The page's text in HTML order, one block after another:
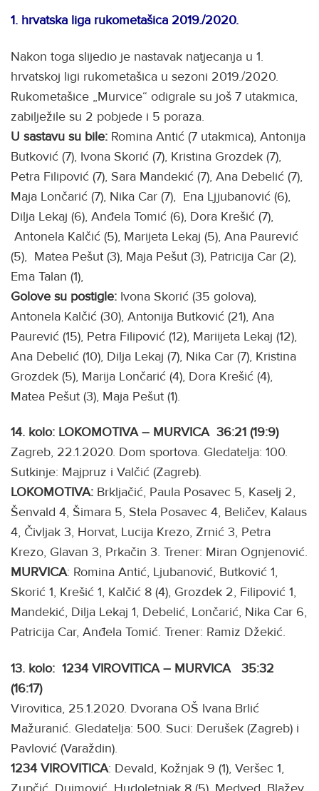
1. hrvatska liga rukometašica 2019./2020.
Nakon toga slijedio je nastavak natjecanja u 1.
hrvatskoj ligi rukometašica u sezoni 2019./2020.
Rukometašice „Murvice“ odigrale su još 7 utakmica,
zabilježile su 2 pobjede i 5 poraza.
U sastavu su bile: Romina Antić (7 utakmica), Antonija
Butković (7), Ivona Skorić (7), Kristina Grozdek (7),
Petra Filipović (7), Sara Mandekić (7), Ana Debelić (7),
Maja Lončarić (7), Nika Car (7), Ena Ljjubanović (6),
Dilja Lekaj (6), Anđela Tomić (6), Dora Krešić (7),
Antonela Kalčić (5), Marijeta Lekaj (5), Ana Paurević
(5), Matea Pešut (3), Maja Pešut (3), Patricija Car (2),
Ema Talan (1),
Golove su postigle: Ivona Skorić (35 golova),
Antonela Kalčić (30), Antonija Butković (21), Ana
Paurević (15), Petra Filipović (12), Mariijeta Lekaj (12),
Ana Debelić (10), Dilja Lekaj (7), Nika Car (7), Kristina
Grozdek (5), Marija Lončarić (4), Dora Krešić (4),
Matea Pešut (3), Maja Pešut (1).
14. kolo: LOKOMOTIVA – MURVICA 36:21 (19:9)
Zagreb, 22.1.2020. Dom sportova. Gledatelja: 100.
Sutkinje: Majpruz i Valčić (Zagreb).
LOKOMOTIVA: Brkljačić, Paula Posavec 5, Kaselj 2,
Šenvald 4, Šimara 5, Stela Posavec 4, Beličev, Kalaus
4, Čivljak 3, Horvat, Lucija Krezo, Zrnić 3, Petra
Krezo, Glavan 3, Prkačin 3. Trener: Miran Ognjenović.
MURVICA: Romina Antić, Ljubanović, Butković 1,
Skorić 1, Krešić 1, Kalčić 8 (4), Grozdek 2, Filipović 1,
Mandekić, Dilja Lekaj 1, Debelić, Lončarić, Nika Car 6,
Patricija Car, Anđela Tomić. Trener: Ramiz Džekić.
13. kolo: 1234 VIROVITICA – MURVICA 35:32
(16:17)
Virovitica, 25.1.2020. Dvorana OŠ Ivana Brlić
Mažuranić. Gledatelja: 500. Suci: Derušek (Zagreb) i
Pavlović (Varaždin).
1234 VIROVITICA: Devald, Kožnjak 9 (1), Veršec 1,
Zupčić, Dujmović, Hudoletnjak 8 (5), Medved, Blažev,